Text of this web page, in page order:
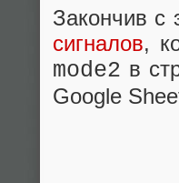
Закончив с
сигналов,
mode2 в
Google